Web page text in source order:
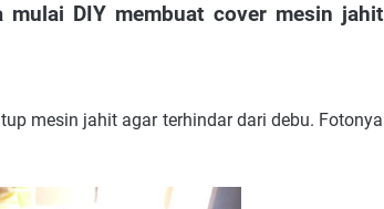
DIY membuat cover mesin jahit
mesin jahit agar terhindar dari debu. Fotonya